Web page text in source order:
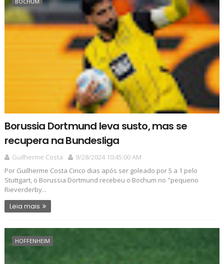
Borussia Dortmund leva susto, mas se
recupera na Bundesliga
Guilherme Costa
9/28/2024 10:45:00 AM
Por Guilherme Costa Cinco dias após ser goleado por 5 a 1 pelo
Stuttgart, o Borussia Dortmund recebeu o Bochum no "pequeno
Rieverderby...
Leia mais
HOFFENHEIM